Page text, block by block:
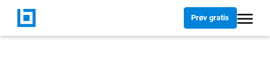
Prøv gratis